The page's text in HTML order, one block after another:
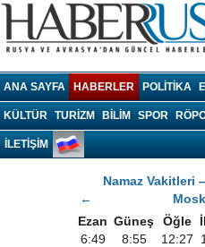
ANA SAYFA HABERLER POLITIKA
KÜLTÜR TURIZM BILIM SPOR
İLETİŞİM
Namaz Vakitleri
←
Ezan Güneş Öğle
6:49
8:55 12:27